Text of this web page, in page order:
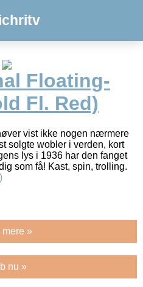
Floating-
Fl. Red)
vist ikke nogen nærmere
solgte wobler i verden, kort
lys i 1936 har den fanget
som få! Kast, spin, trolling.
»
nu »